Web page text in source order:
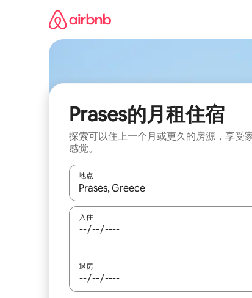
Prases的月租住宿
探索可以住上一个月或更久的房源，享受
感觉。
地点
如有搜索结果，请使用上下方向键查看，或
入住
退房